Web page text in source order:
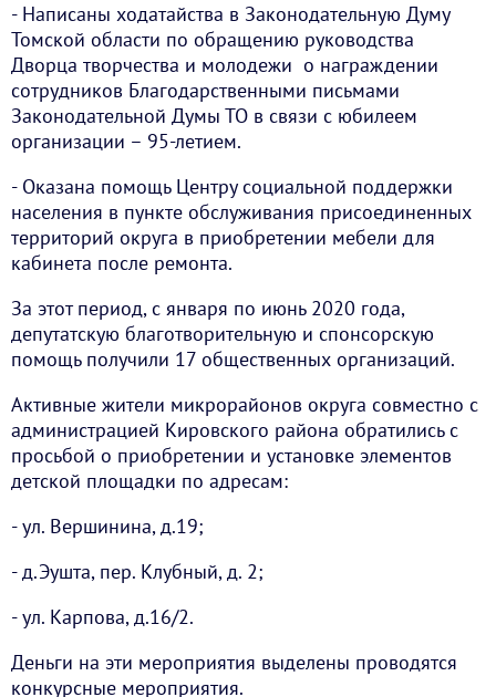
- Написаны ходатайства в Законодательную Думу
Томской области по обращению руководства
Дворца творчества и молодежи о награждении
сотрудников Благодарственными письмами
Законодательной Думы ТО в связи с юбилеем
организации – 95-летием.
- Оказана помощь Центру социальной поддержки
населения в пункте обслуживания присоединенных
территорий округа в приобретении мебели для
кабинета после ремонта.
За этот период, с января по июнь 2020 года,
депутатскую благотворительную и спонсорскую
помощь получили 17 общественных организаций.
Активные жители микрорайонов округа совместно с
администрацией Кировского района обратились с
просьбой о приобретении и установке элементов
детской площадки по адресам:
- ул. Вершинина, д.19;
- д.Эушта, пер. Клубный, д. 2;
- ул. Карпова, д.16/2.
Деньги на эти мероприятия выделены проводятся
конкурсные мероприятия.